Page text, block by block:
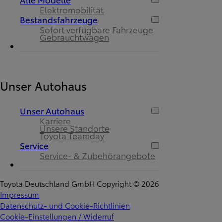
Elektromobilität
Bestandsfahrzeuge
Sofort verfügbare Fahrzeuge
Gebrauchtwagen
Unser Autohaus
Unser Autohaus
Karriere
Unsere Standorte
Toyota Teamday
Service
Service- & Zubehörangebote
Toyota Deutschland GmbH Copyright © 2026
Impressum
Datenschutz- und Cookie-Richtlinien
Cookie-Einstellungen / Widerruf